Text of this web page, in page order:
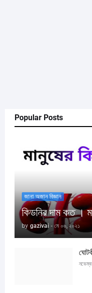
Popular Posts
জানা অজান বিজ্ঞান
কিডনির দাম কত ।
by gazivai - মে ০৬, ২০২১